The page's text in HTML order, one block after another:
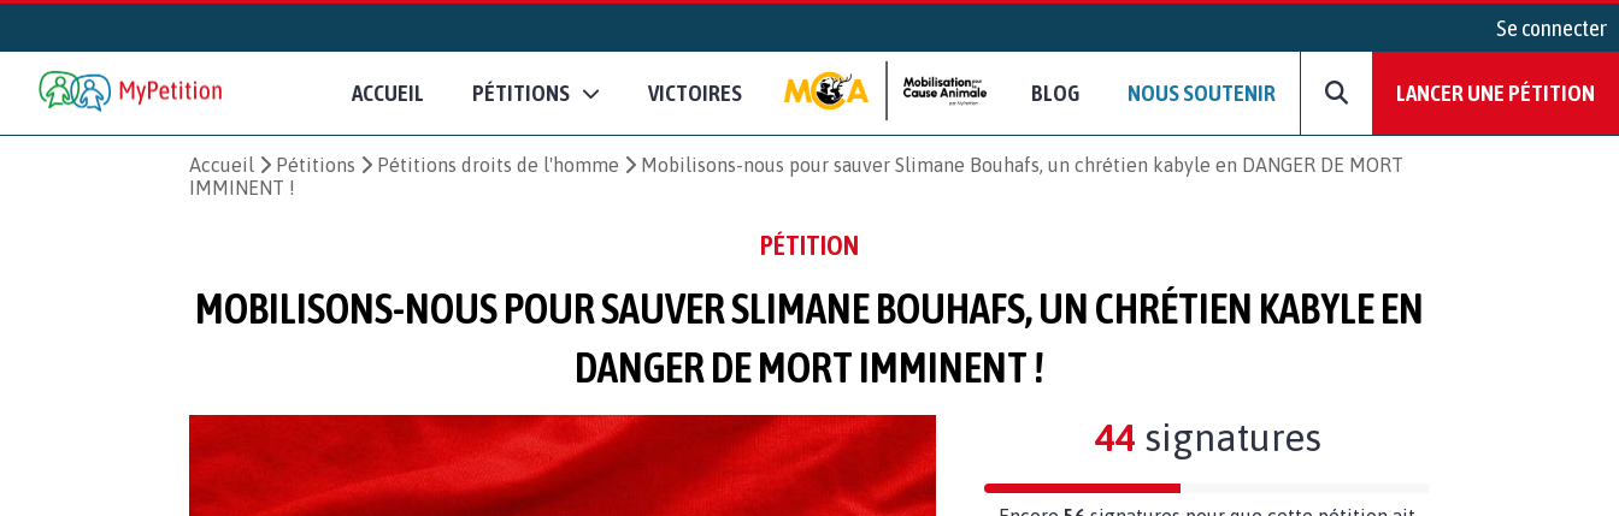
Se connecter
ACCUEIL PÉTITIONS VICTOIRES BLOG NOUS SOUTENIR LANCER UNE PÉTITION
Accueil Pétitions Pétitions droits de l'homme
Mobilisons-nous pour sauver Slimane Bouhafs, un chrétien kabyle en DANGER DE MORT
IMMINENT !
PÉTITION
MOBILISONS-NOUS POUR SAUVER SLIMANE BOUHAFS, UN CHRÉTIEN KABYLE EN
DANGER DE MORT IMMINENT !
44signatures